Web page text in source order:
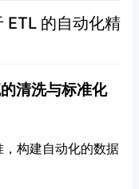
ETL 的自动化精
清洗与标准化
，构建自动化的数据